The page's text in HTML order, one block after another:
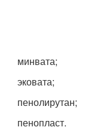
минвата;
эковата;
пенолирутан;
пенопласт.